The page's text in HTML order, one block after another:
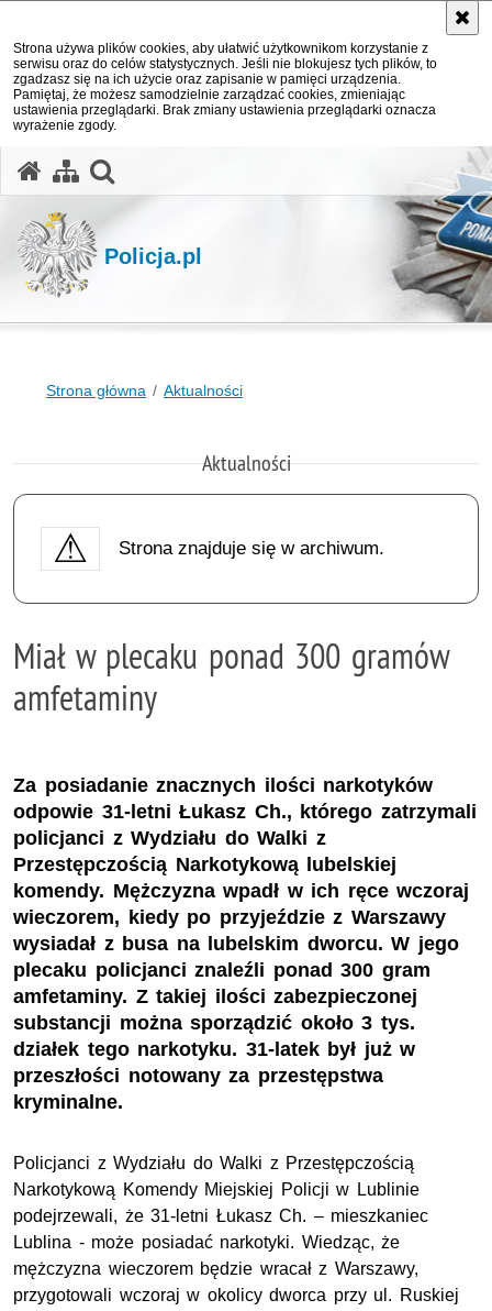
Strona używa plików cookies, aby ułatwić użytkownikom korzystanie z
serwisu oraz do celów statystycznych. Jeśli nie blokujesz tych plików, to
zgadzasz się na ich użycie oraz zapisanie w pamięci urządzenia.
Pamiętaj, że możesz samodzielnie zarządzać cookies, zmieniając
ustawienia przeglądarki. Brak zmiany ustawienia przeglądarki oznacza
wyrażenie zgody.
Policja.pl
Strona główna Aktualności
Aktualności
Strona znajduje się w archiwum.
Miał w plecaku ponad 300 gramów
amfetaminy
Za posiadanie znacznych ilości narkotyków
odpowie 31-letni Łukasz Ch., którego zatrzymali
policjanci z Wydziału do Walki z
Przestępczością Narkotykową lubelskiej
komendy. Mężczyzna wpadł w ich ręce wczoraj
wieczorem, kiedy po przyjeździe z Warszawy
wysiadał z busa na lubelskim dworcu. W jego
plecaku policjanci znaleźli ponad 300 gram
amfetaminy. Z takiej ilości zabezpieczonej
substancji można sporządzić około 3 tys.
działek tego narkotyku. 31-latek był już w
przeszłości notowany za przestępstwa
kryminalne.
Policjanci z Wydziału do Walki z Przestępczością
Narkotykową Komendy Miejskiej Policji w Lublinie
podejrzewali, że 31-letni Łukasz Ch. – mieszkaniec
Lublina - może posiadać narkotyki. Wiedząc, że
mężczyzna wieczorem będzie wracał z Warszawy,
przygotowali wczoraj w okolicy dworca przy ul. Ruskiej